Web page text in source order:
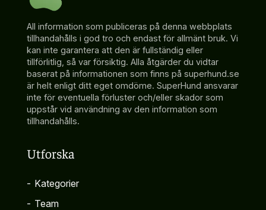
All information som publiceras på denna webbplats
tillhandahålls i god tro och endast för allmänt bruk. Vi
kan inte garantera att den är fullständig eller
tillförlitlig, så var försiktig. Alla åtgärder du vidtar
baserat på informationen som finns på superhund.se
är helt enligt ditt eget omdöme. SuperHund ansvarar
inte för eventuella förluster och/eller skador som
uppstår vid användning av den information som
tillhandahålls.
Utforska
- Kategorier
- Team